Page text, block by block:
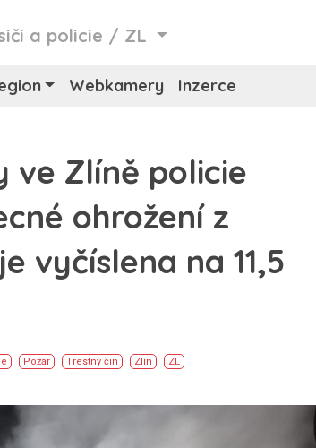
a policie / ZL
Webkamery Inzerce
ve Zlíně policie
ohrožení z
vyčíslena na 11,5
Požár Trestný čin Zlín ZL